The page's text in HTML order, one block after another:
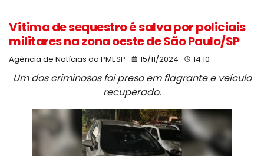
Vítima de sequestro é salva por policiais
militares na zona oeste de São Paulo/SP
Agência de Notícias da PMESP 15/11/2024 14:10
Um dos criminosos foi preso em flagrante e veículo
recuperado.